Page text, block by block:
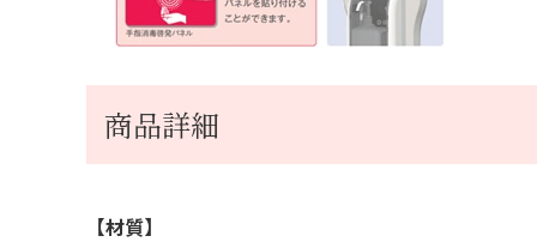
商品詳細
【材質】